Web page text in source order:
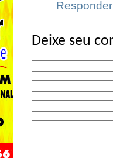
Responder
Deixe seu